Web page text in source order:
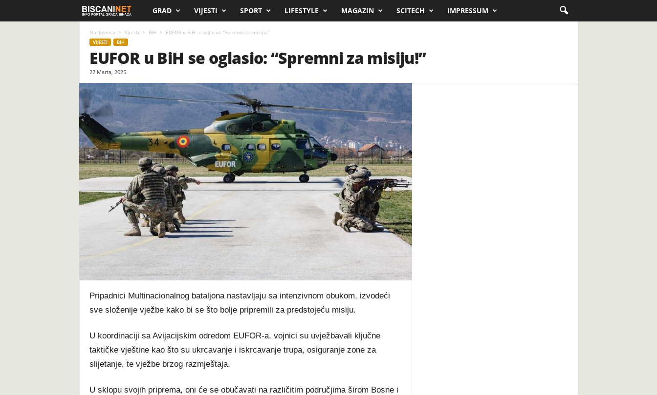
i
a
i
.
n
e
t
GRAD VIJESTI SPORT LIFESTYLE MAGAZIN SCITECH IMPRESSUM
Naslovnica Vijesti BiH EUFOR u BiH se oglasio: “Spremni za misiju!”
VIJESTI BIH
EUFOR u BiH se oglasio: “Spremni za misiju!”
22 Marta, 2025
Pripadnici Multinacionalnog bataljona nastavljaju sa intenzivnom obukom, izvodeći
sve složenije vježbe kako bi se što bolje pripremili za predstojeću misiju.
U koordinaciji sa Avijacijskim odredom EUFOR-a, vojnici su uvježbavali ključne
taktičke vještine kao što su ukrcavanje i iskrcavanje trupa, osiguranje zone za
slijetanje, te vježbe brzog razmještaja.
U sklopu svojih priprema, oni će se obučavati na različitim područjima širom Bosne i